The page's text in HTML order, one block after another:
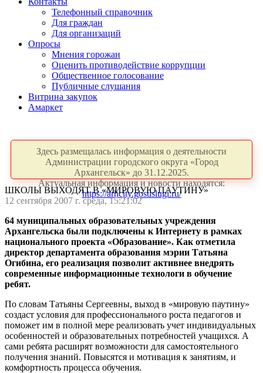
Телефонный справочник
Для граждан
Для организаций
Опросы
Мнения горожан
Оценить противодействие коррупции
Общественное голосование
Публичные слушания
Витрина закупок
Амаркет
Здесь размещалась информация о деятельности
Администрации городского округа «Город
Архангельск» до 31.12.2025.
Актуальная информация и новости находятся:
https://arhcity.gosuslugi.ru/
ШКОЛЫ ВЫХОДЯТ В «МИРОВУЮ ПАУТИНУ»
12 сентября 2007 г. среда, 15:21:02
64 муниципальных образовательных учреждения
Архангельска были подключены к Интернету в рамках
национального проекта «Образование». Как отметила
директор департамента образования мэрии Татьяна
Огибина, его реализация позволит активнее внедрять
современные информационные технологи в обучение
ребят.
По словам Татьяны Сергеевны, выход в «мировую паутину»
создаст условия для профессионального роста педагогов и
поможет им в полной мере реализовать учет индивидуальных
особенностей и образовательных потребностей учащихся. А
сами ребята расширят возможности для самостоятельного
получения знаний. Повысятся и мотивация к занятиям, и
комфортность процесса обучения.